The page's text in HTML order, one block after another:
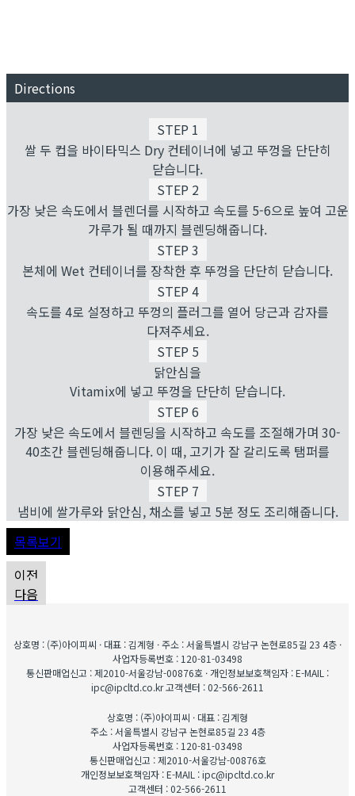
Directions
STEP 1
쌀 두 컵을 바이타믹스 Dry 컨테이너에 넣고 뚜껑을 단단히
닫습니다.
STEP 2
가장 낮은 속도에서 블렌더를 시작하고 속도를 5-6으로 높여 고운
가루가 될 때까지 블렌딩해줍니다.
STEP 3
본체에 Wet 컨테이너를 장착한 후 뚜껑을 단단히 닫습니다.
STEP 4
속도를 4로 설정하고 뚜껑의 플러그를 열어 당근과 감자를
다져주세요.
STEP 5
닭안심을
Vitamix에 넣고 뚜껑을 단단히 닫습니다.
STEP 6
가장 낮은 속도에서 블렌딩을 시작하고 속도를 조절해가며 30-
40초간 블렌딩해줍니다. 이 때, 고기가 잘 갈리도록 탬퍼를
이용해주세요.
STEP 7
냄비에 쌀가루와 닭안심, 채소를 넣고 5분 정도 조리해줍니다.
목록보기
이전
다음
상호명 : (주)아이피씨 · 대표 : 김계형 · 주소 : 서울특별시 강남구 논현로85길 23 4층 ·
사업자등록번호 : 120-81-03498
통신판매업신고 : 제2010-서울강남-00876호 · 개인정보보호책임자 : E-MAIL :
ipc@ipcltd.co.kr 고객센터 : 02-566-2611
상호명 : (주)아이피씨 · 대표 : 김계형
주소 : 서울특별시 강남구 논현로85길 23 4층
사업자등록번호 : 120-81-03498
통신판매업신고 : 제2010-서울강남-00876호
개인정보보호책임자 : E-MAIL : ipc@ipcltd.co.kr
고객센터 : 02-566-2611